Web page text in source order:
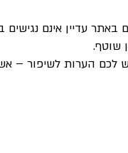
עדיין אינם נגישים
שוטף.
לכם הערות לשיפור –